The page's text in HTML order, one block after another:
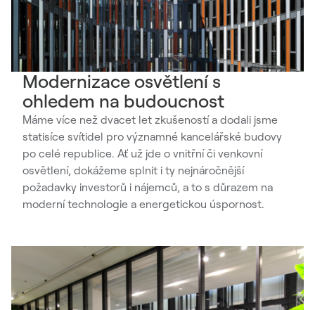
Modernizace osvětlení s
ohledem na budoucnost
Máme více než dvacet let zkušeností a dodali jsme
statisíce svítidel pro významné kancelářské budovy
po celé republice. Ať už jde o vnitřní či venkovní
osvětlení, dokážeme splnit i ty nejnáročnější
požadavky investorů i nájemců, a to s důrazem na
moderní technologie a energetickou úspornost.